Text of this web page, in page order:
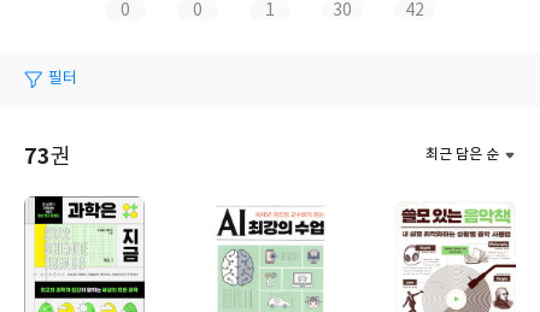
0 0 1 30 42
필터
최근 담은 순
73권